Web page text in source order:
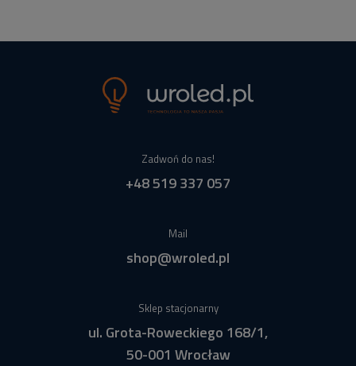
Zadwoń do nas!
+48 519 337 057
Mail
shop@wroled.pl
Sklep stacjonarny
ul. Grota-Roweckiego 168/1,
50-001 Wrocław